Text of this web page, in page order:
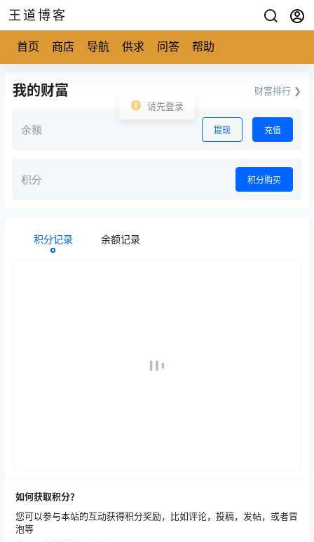
王道博客
首页 商店 导航 供求 问答 帮助
我的财富 财富排行 ❯
余额 提现 充值
积分 积分购买
积分记录 余额记录
如何获取积分？
您可以参与本站的互动获得积分奖励，比如评论，投稿，发帖，或者冒
泡等
请先登录